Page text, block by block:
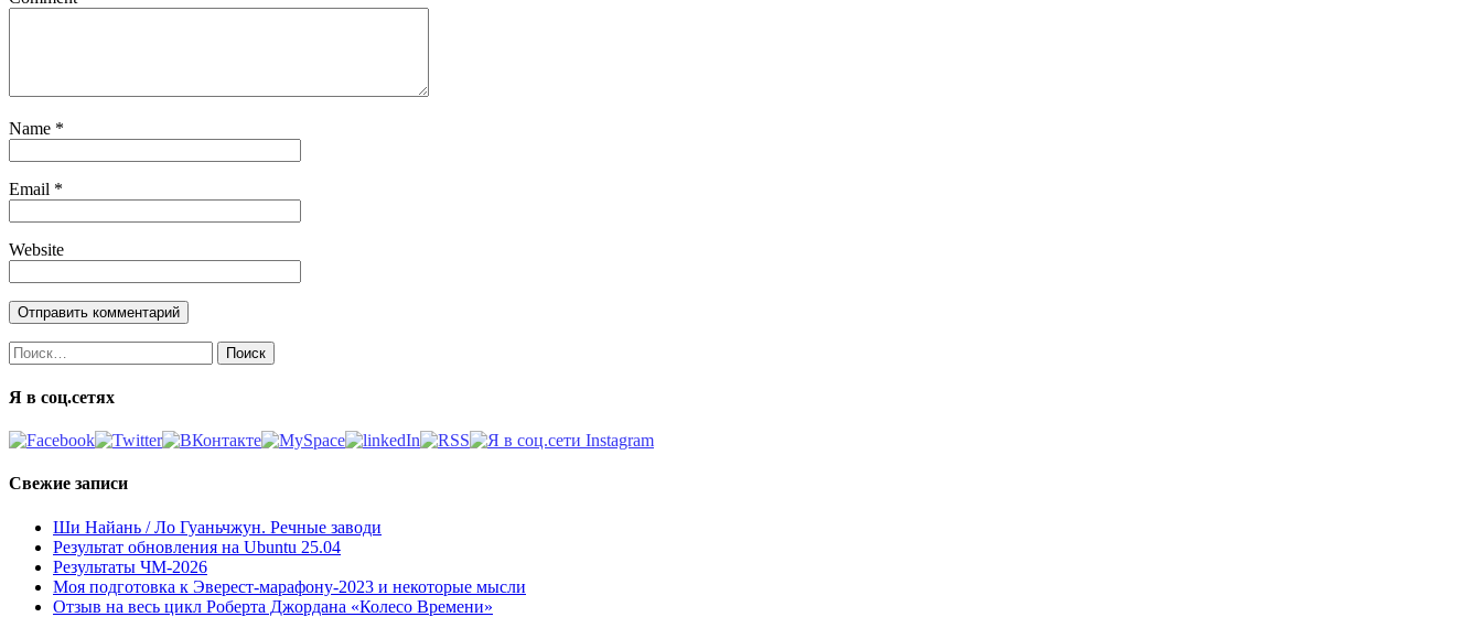
Name *
Email *
Website
Найти:
Я в соц.сетях
Свежие записи
Ши Найань / Ло Гуаньчжун. Речные заводи
Результат обновления на Ubuntu 25.04
Результаты ЧМ-2026
Моя подготовка к Эверест-марафону-2023 и некоторые мысли
Отзыв на весь цикл Роберта Джордана «Колесо Времени»